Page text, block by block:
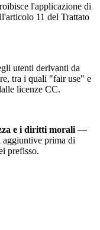
l'applicazione di
11 del Trattato
utenti derivanti da
tra i quali "fair use" e
licenze CC.
e i diritti morali —
aggiuntive prima di
prefisso.